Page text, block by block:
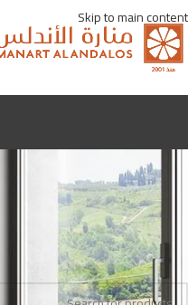
Skip to main content
Home اللون جريسو كروس ميت
found matching your selection.